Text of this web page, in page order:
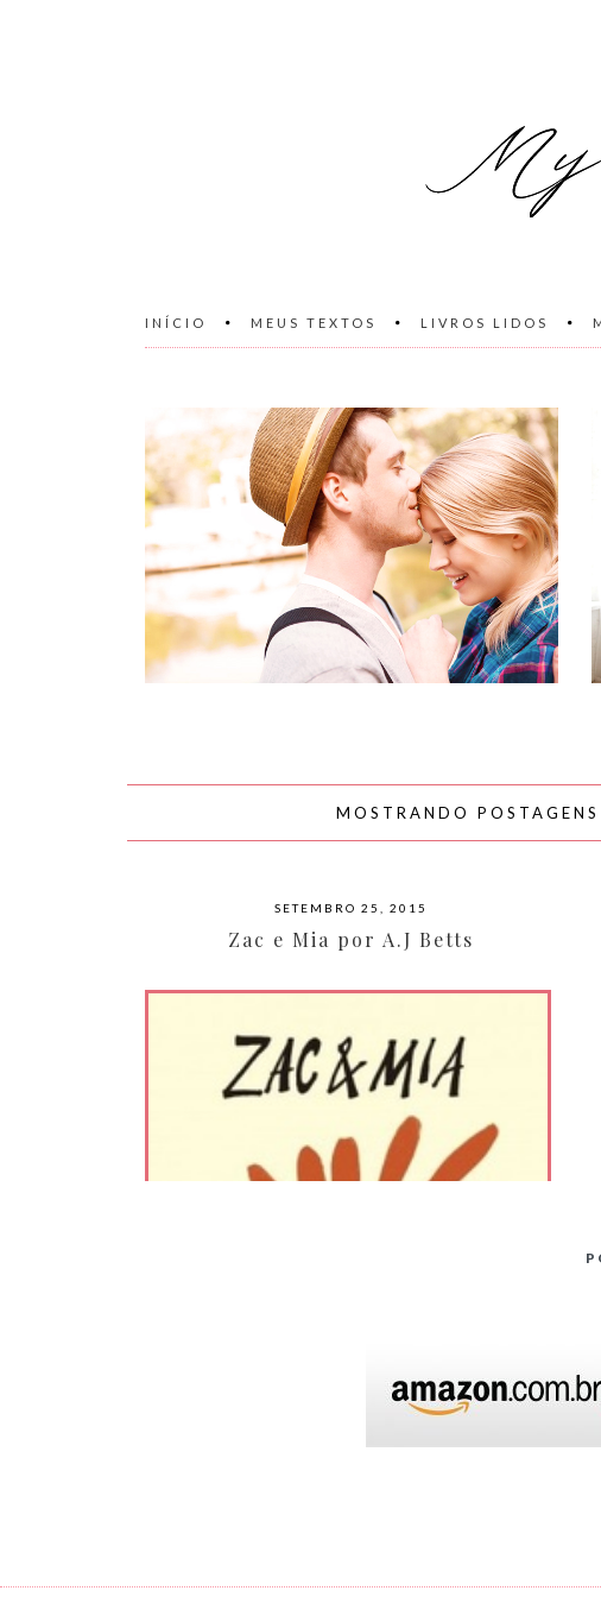
INÍCIO MEUS TEXTOS LIVROS LIDOS
MOSTRANDO
SETEMBRO 25, 2015
Zac e Mia por A.J Betts